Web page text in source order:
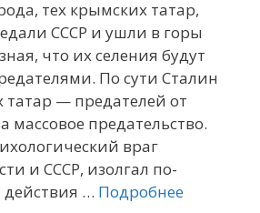
тех крымских татар,
СССР и ушли в горы
что их селения будут
По сути Сталин
татар — предателей от
массовое предательство.
враг
и СССР, изолгал по-
действия … Подробнее